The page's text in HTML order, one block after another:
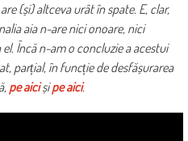
(și) altceva urât în spate. E, clar,
aia n-are nici onoare, nici
Încă n-am o concluzie a acestui
parțial, în funcție de desfășurarea
pe aicișipe aici.